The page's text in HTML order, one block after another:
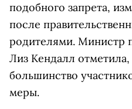
подобного запрета,
после
родителями. Министр
Лиз Кендалл
большинство
меры.